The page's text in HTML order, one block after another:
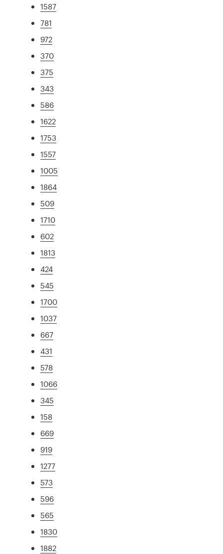
1587
781
972
370
375
343
586
1622
1753
1557
1005
1864
509
1710
602
1813
424
545
1700
1037
667
431
578
1066
345
158
669
919
1277
573
596
565
1830
1882